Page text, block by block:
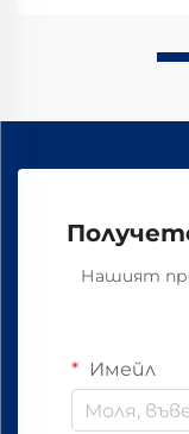
тези
Нашият
Имейл